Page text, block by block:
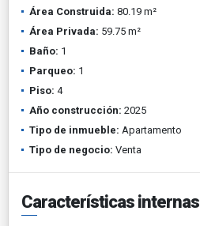
Área Construida: 80.19 m²
Área Privada: 59.75 m²
Baño: 1
Parqueo: 1
Piso: 4
Año construcción: 2025
Tipo de inmueble: Apartamento
Tipo de negocio: Venta
Características internas